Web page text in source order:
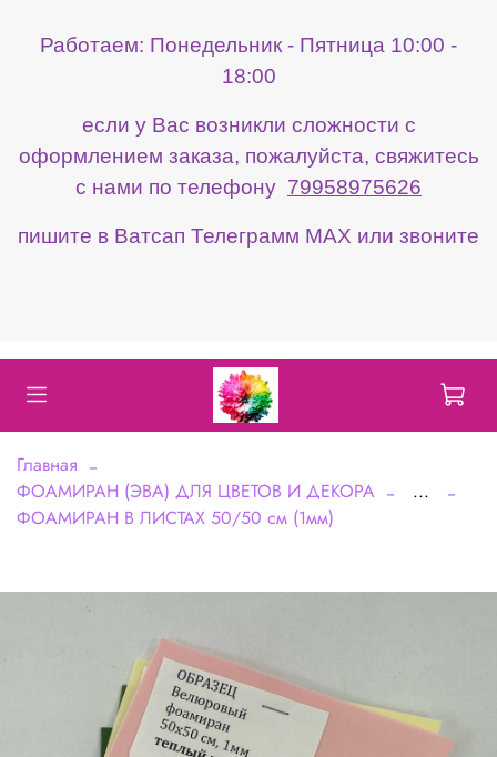
Работаем: Понедельник - Пятница 10:00 -
18:00
если у Вас возникли сложности с
оформлением заказа, пожалуйста, свяжитесь
с нами по телефону 79958975626
пишите в Ватсап Телеграмм МАХ или звоните
Главная
ФОАМИРАН (ЭВА) ДЛЯ ЦВЕТОВ И ДЕКОРА
...
ФОАМИРАН В ЛИСТАХ 50/50 см (1мм)